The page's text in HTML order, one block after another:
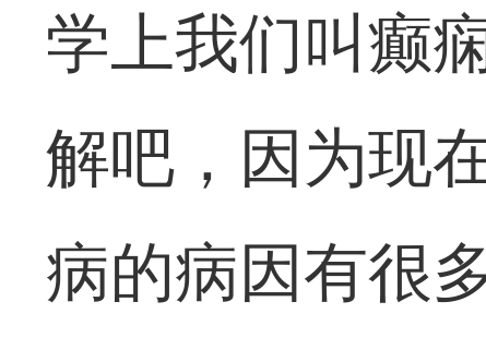
学上我们叫癫
解吧，因为现
病的病因有很